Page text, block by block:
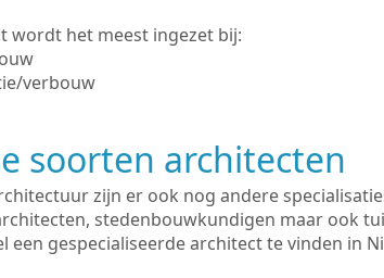
wordt het meest ingezet bij:
verbouw
soorten architecten
zijn er ook nog andere
stedenbouwkundigen maar ook
een gespecialiseerde architect te vinden in